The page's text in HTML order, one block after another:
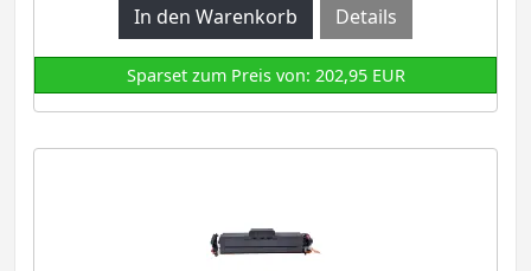
Details
Sparset zum Preis von: 202,95 EUR